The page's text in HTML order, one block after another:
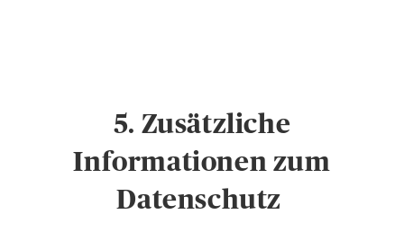
5. Zusätzliche
Informationen zum
Datenschutz ​